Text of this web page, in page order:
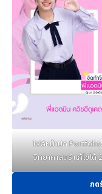
ไฟล์หน้าปก
วิทยาศาสตร์ แก้ไขได้
กด